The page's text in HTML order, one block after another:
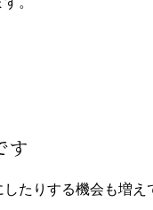
す
たりする機会も増え